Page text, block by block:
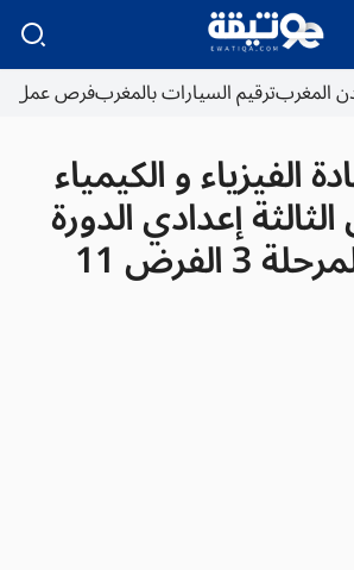
المغربترقيم السيارات بالمغربفرص عمل
الفيزياء و الكيمياء
إعدادي الدورة
3 الفرض 11